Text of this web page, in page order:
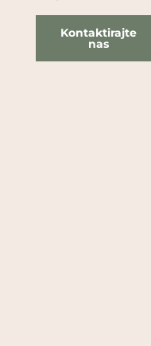
Kontaktirajte
nas